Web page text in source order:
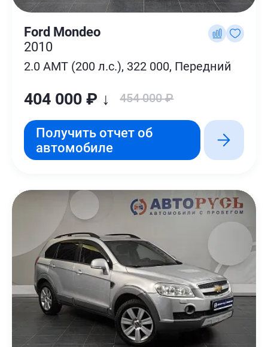
Ford Mondeo
2010
2.0 AMT (200 л.с.), 322 000, Передний
404 000 ₽ ↓ 454 000 ₽
Получить отчет об
автомобиле